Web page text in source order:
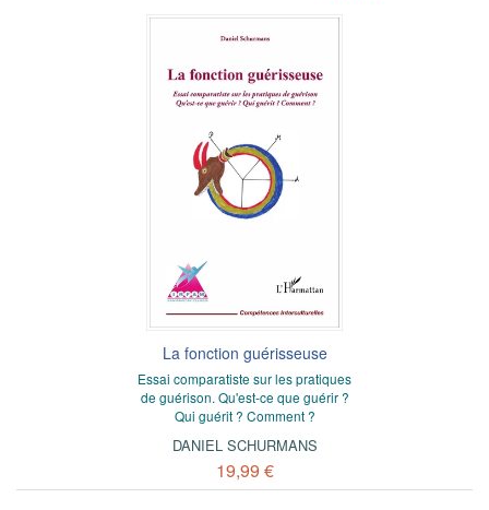
La fonction guérisseuse
Essai comparatiste sur les pratiques
de guérison. Qu'est-ce que guérir ?
Qui guérit ? Comment ?
DANIEL SCHURMANS
19,99 €